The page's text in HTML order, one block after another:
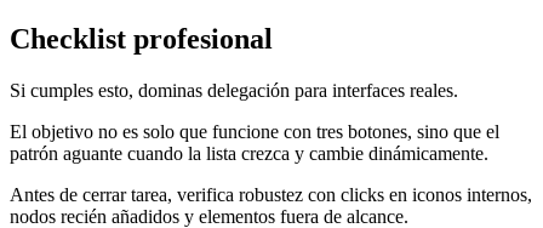
Checklist profesional
Si cumples esto, dominas delegación para interfaces reales.
El objetivo no es solo que funcione con tres botones, sino que el
patrón aguante cuando la lista crezca y cambie dinámicamente.
Antes de cerrar tarea, verifica robustez con clicks en iconos internos,
nodos recién añadidos y elementos fuera de alcance.